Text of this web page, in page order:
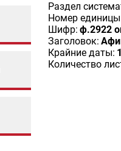
Раздел
Номер единицы
Шифр: ф.2922
Заголовок:
Крайние даты:
Количество